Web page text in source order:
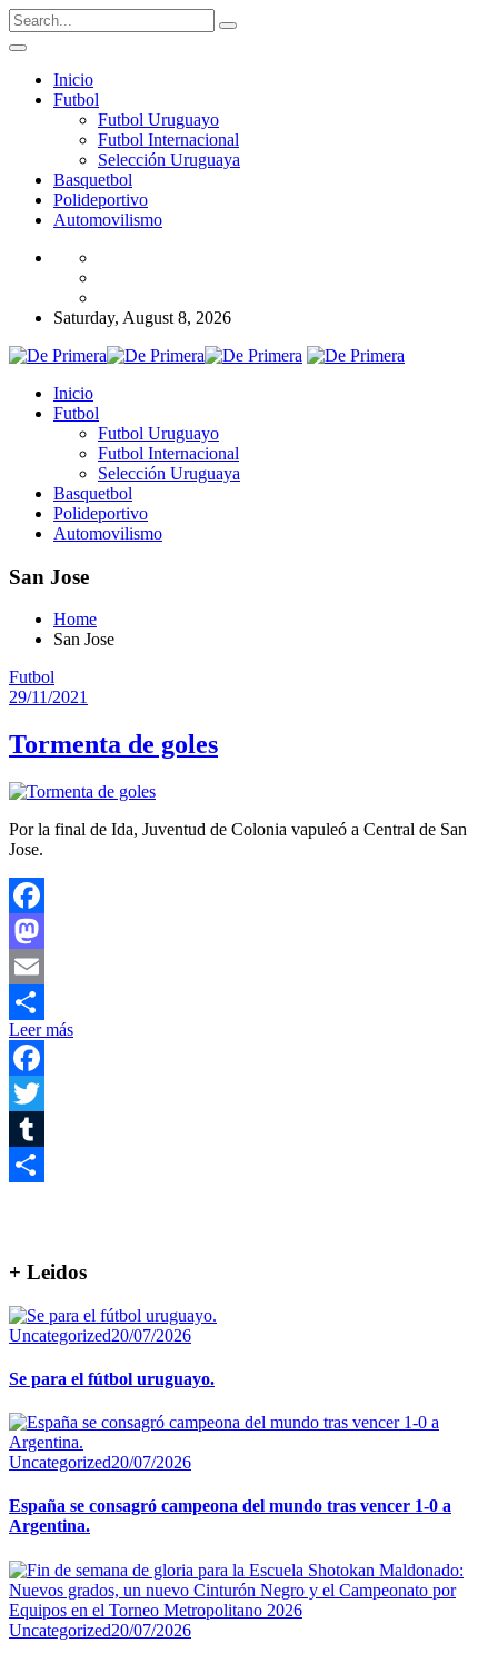
Inicio
Futbol
Futbol Uruguayo
Futbol Internacional
Selección Uruguaya
Basquetbol
Polideportivo
Automovilismo
Saturday, August 8, 2026
Inicio
Futbol
Futbol Uruguayo
Futbol Internacional
Selección Uruguaya
Basquetbol
Polideportivo
Automovilismo
San Jose
Home
San Jose
Futbol
29/11/2021
Tormenta de goles
Por la final de Ida, Juventud de Colonia vapuleó a Central de San
Jose.
Facebook
Mastodon
Email
Compartir
Leer más
Facebook
Twitter
Tumblr
+ Leidos
Uncategorized20/07/2026
Se para el fútbol uruguayo.
Uncategorized20/07/2026
España se consagró campeona del mundo tras vencer 1-0 a
Argentina.
Uncategorized20/07/2026